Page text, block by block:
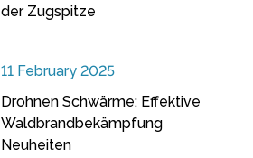
der Zugspitze
11 February 2025
Drohnen Schwärme: Effektive
Waldbrandbekämpfung
Neuheiten